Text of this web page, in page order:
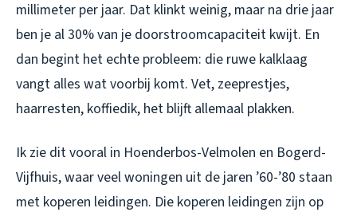
millimeter per jaar. Dat klinkt weinig, maar na drie jaar
ben je al 30% van je doorstroomcapaciteit kwijt. En
dan begint het echte probleem: die ruwe kalklaag
vangt alles wat voorbij komt. Vet, zeeprestjes,
haarresten, koffiedik, het blijft allemaal plakken.
Ik zie dit vooral in Hoenderbos-Velmolen en Bogerd-
Vijfhuis, waar veel woningen uit de jaren ’60-’80 staan
met koperen leidingen. Die koperen leidingen zijn op